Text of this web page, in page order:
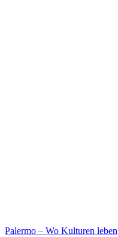
Palermo – Wo Kulturen leben